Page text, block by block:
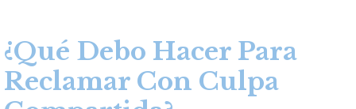
¿Qué Debo Hacer Para
Reclamar Con Culpa